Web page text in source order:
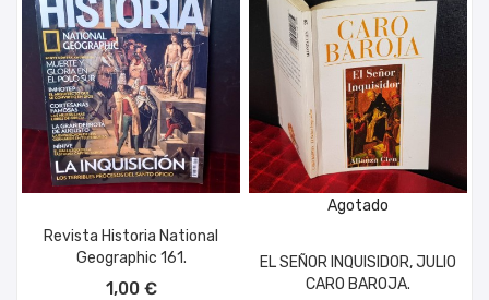
Revista Historia National
Geographic 161.
1,00 €
Agotado
EL SEÑOR INQUISIDOR, JULIO
CARO BAROJA.